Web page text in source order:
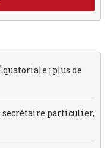
: plus de
secrétaire particulier,